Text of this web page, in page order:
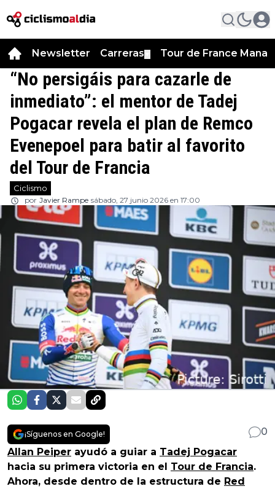
Newsletter Carreras Tour de France
“No persigáis para cazarle de
inmediato”: el mentor de Tadej
Pogacar revela el plan de Remco
Evenepoel para batir al favorito
del Tour de Francia
Ciclismo
por Javier Rampe sábado, 27 junio 2026 en 17:00
¡Síguenos en Google!
0
Allan Peiper ayudó a guiar a Tadej Pogacar
hacia su primera victoria en el Tour de Francia.
Ahora, desde dentro de la estructura de Red